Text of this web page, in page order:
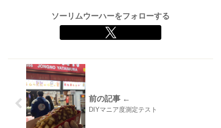
ソーリムウーハーをフォローする
DIYマニア度測定テスト